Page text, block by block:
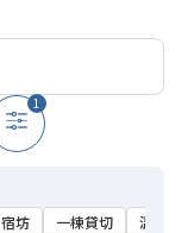
1
宿坊 一棟貸切 温泉